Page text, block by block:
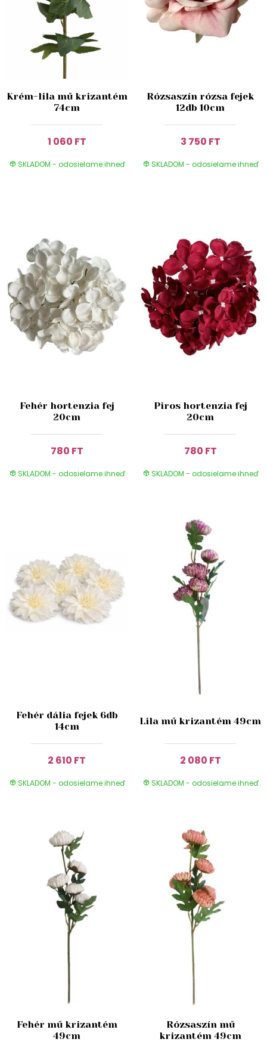
Krém-lila mű krizantém
74cm
1 060 FT
SKLADOM - odosielame ihneď
Rózsaszín rózsa fejek
12db 10cm
3 750 FT
SKLADOM - odosielame ihneď
Fehér hortenzia fej
20cm
780 FT
SKLADOM - odosielame ihneď
Piros hortenzia fej
20cm
780 FT
SKLADOM - odosielame ihneď
Fehér dália fejek 6db
14cm
2 610 FT
SKLADOM - odosielame ihneď
Lila mű krizantém 49cm
2 080 FT
SKLADOM - odosielame ihneď
Fehér mű krizantém
49cm
Rózsaszín mű
krizantém 49cm